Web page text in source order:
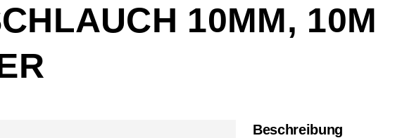
10MM, 10M
Beschreibung